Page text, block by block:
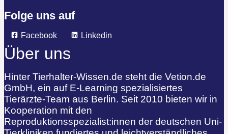
Folge uns auf
Facebook Linkedin
Über uns
Hinter Tierhalter-Wissen.de steht die Vetion.de
GmbH, ein auf E-Learning spezialisiertes
Tierärzte-Team aus Berlin. Seit 2010 bieten wir in
Kooperation mit den
Reproduktionsspezialist:innen der deutschen Uni-